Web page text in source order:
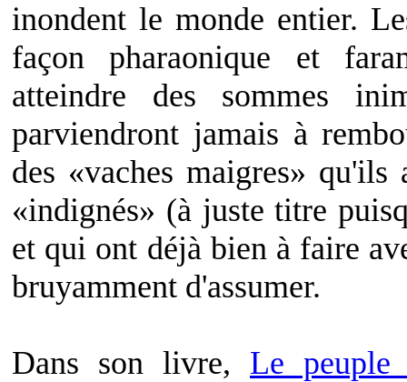
inondent le monde entier.
façon pharaonique et
atteindre des sommes
parviendront jamais à
des «vaches maigres» qu'ils
«indignés» (à juste titre
et qui ont déjà bien à faire
bruyamment d'assumer.
Dans son livre, Le peuple